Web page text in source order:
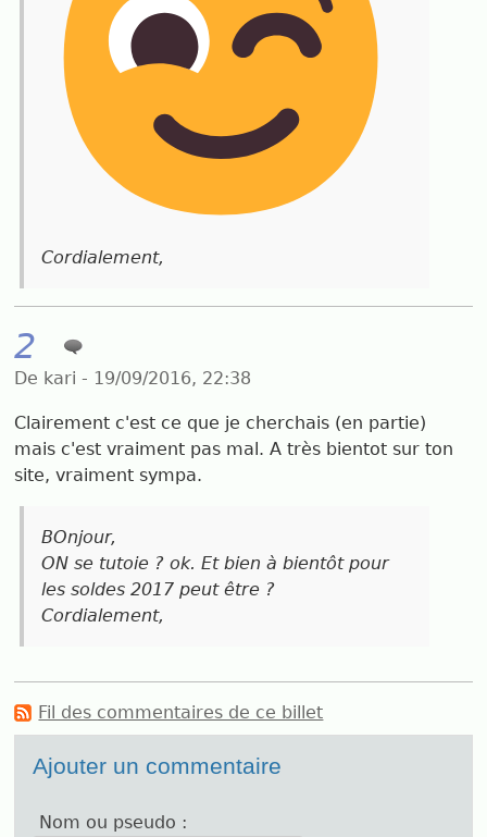
Cordialement,
2
De kari - 19/09/2016, 22:38
Clairement c'est ce que je cherchais (en partie)
mais c'est vraiment pas mal. A très bientot sur ton
site, vraiment sympa.
BOnjour,
ON se tutoie ? ok. Et bien à bientôt pour
les soldes 2017 peut être ?
Cordialement,
Fil des commentaires de ce billet
Ajouter un commentaire
Nom ou pseudo :